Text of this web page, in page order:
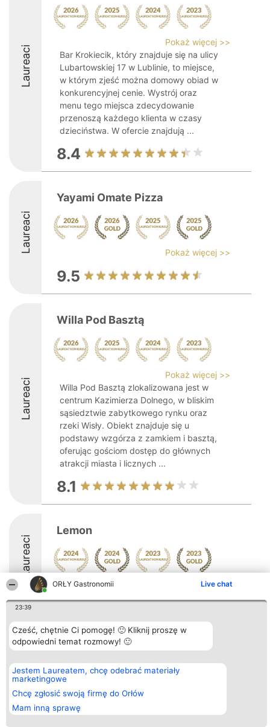
ORŁY Gastronomii Live chat
23:39
Cześć, chętnie Ci pomogę! 🙂 Kliknij proszę w
odpowiedni temat rozmowy! 🙂
Jestem Laureatem, chcę odebrać materiały
marketingowe
Chcę zgłosić swoją firmę do Orłów
Mam inną sprawę
Laureaci
Pokaż więcej >>
Bar Krokiecik, który znajduje się na ulicy
Lubartowskiej 17 w Lublinie, to miejsce,
w którym zjeść można domowy obiad w
konkurencyjnej cenie. Wystrój oraz
menu tego miejsca zdecydowanie
przenoszą każdego klienta w czasy
dzieciństwa. W ofercie znajdują ...
8.4
Laureaci
Yayami Omate Pizza
Pokaż więcej >>
9.5
Laureaci
Willa Pod Basztą
Pokaż więcej >>
Willa Pod Basztą zlokalizowana jest w
centrum Kazimierza Dolnego, w bliskim
sąsiedztwie zabytkowego rynku oraz
rzeki Wisły. Obiekt znajduje się u
podstawy wzgórza z zamkiem i basztą,
oferując gościom dostęp do głównych
atrakcji miasta i licznych ...
8.1
Laureaci
Lemon
Organizator plebiscytu
Bright Side Solutions sp. z o.
o. sp. k.
Wrocław 50-079
KRS 0000749100 | Regon
381313360 | NIP 8943132676
+48 508 492 400
Plebiscyt
Laureaci
Lista
Laureatów
Polityka
Kontakt